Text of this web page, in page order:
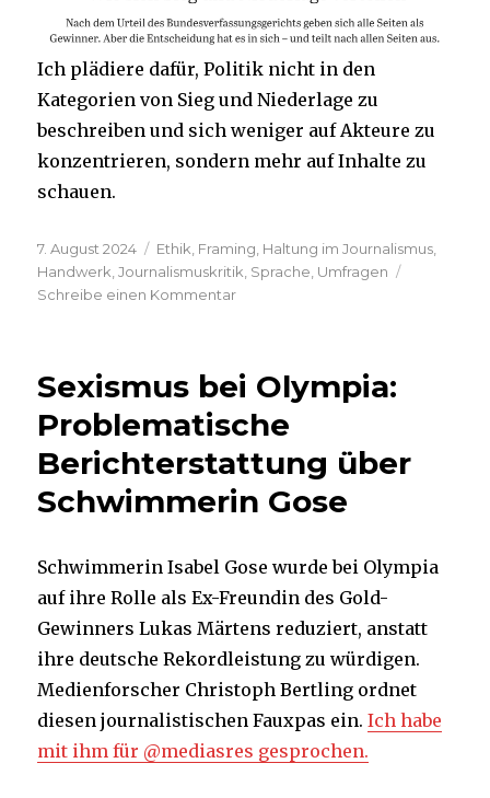
Ich plädiere dafür, Politik nicht in den
Kategorien von Sieg und Niederlage zu
beschreiben und sich weniger auf Akteure zu
konzentrieren, sondern mehr auf Inhalte zu
schauen.
Veröffentlicht
am
7. August 2024 Kategorien
Ethik Framing Haltung im Journalismus
Handwerk ,Journalismuskritik Sprache Umfragen
Schreibe einen Kommentarzu
Spiel
Sieg
und
Niederlage
Sexismus bei Olympia:
Problematische
Berichterstattung über
Schwimmerin Gose
Schwimmerin Isabel Gose wurde bei Olympia
auf ihre Rolle als Ex-Freundin des Gold-
Gewinners Lukas Märtens reduziert, anstatt
ihre deutsche Rekordleistung zu würdigen.
Medienforscher Christoph Bertling ordnet
diesen journalistischen Fauxpas ein.Ich habe
mit ihm für @mediasres gesprochen.